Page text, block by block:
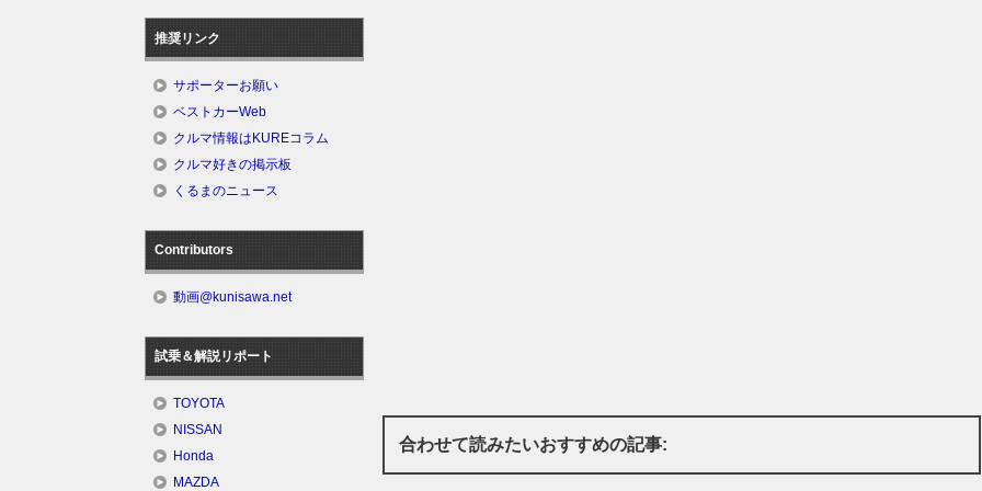
合わせて読みたいおすすめの記事:
推奨リンク
サポーターお願い
ベストカーWeb
クルマ情報はKUREコラム
クルマ好きの掲示板
くるまのニュース
Contributors
動画@kunisawa.net
試乗＆解説リポート
TOYOTA
NISSAN
Honda
MAZDA